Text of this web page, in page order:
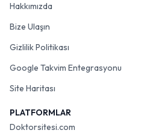
Hakkımızda
Bize Ulaşın
Gizlilik Politikası
Google Takvim Entegrasyonu
Site Haritası
PLATFORMLAR
Doktorsitesi.com